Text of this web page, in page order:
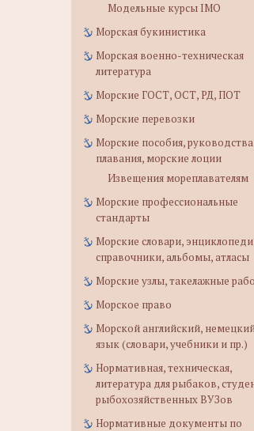
Модельные курсы IMO
Морская букинистика
Морская военно-техническая
литература
Морские ГОСТ, ОСТ, РД, ПОТ
Морские перевозки
Морские пособия,
плавания, морские лоции
Извещения мореплавателям
Морские профессиональные
стандарты
Морские словари,
справочники, альбомы, атласы
Морские узлы, такелажные
Морское право
Морской английский,
язык (словари, учебники и пр.)
Нормативная, техническая,
литература для рыбаков,
рыбохозяйственных ВУЗов
Нормативные документы по